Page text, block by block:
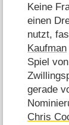
Keine
einen
nutzt,
Kaufman
Spiel
gerade
Chris